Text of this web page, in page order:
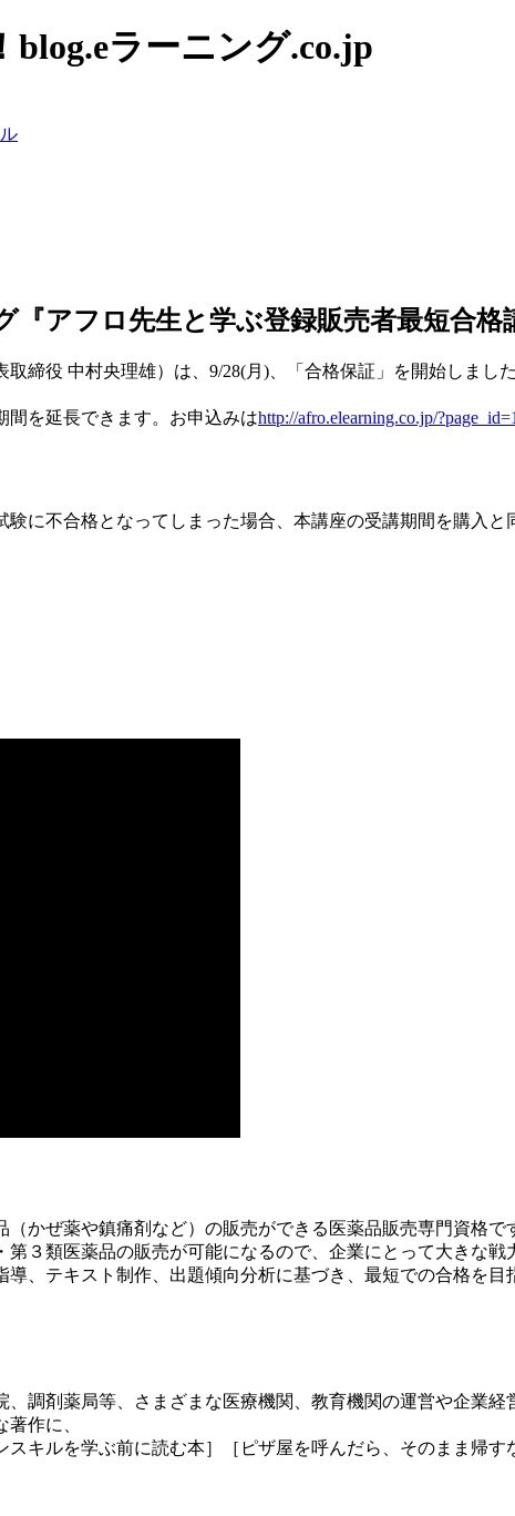
ラーニング.co.jp
『アフロ先生と学ぶ登録販売者最短合格
締役 中村央理雄）は、9/28(月)、「合格保証」を開始しまし
間を延長できます。お申込みはhttp://afro.elearning.co.jp/
に不合格となってしまった場合、本講座の受講期間を購入
かぜ薬や鎮痛剤など）の販売ができる医薬品販売専門資格で
３類医薬品の販売が可能になるので、企業にとって大きな
、テキスト制作、出題傾向分析に基づき、最短での合格を目
調剤薬局等、さまざまな医療機関、教育機関の運営や企業
作に、
スキルを学ぶ前に読む本］［ピザ屋を呼んだら、そのまま帰